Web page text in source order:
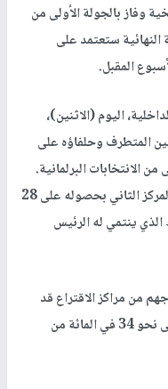
وفاز بالجولة الأولى من
النهائية ستعتمد على
المقبل.
اليوم (الاثنين)،
المتطرف وحلفاؤه على
الانتخابات البرلمانية.
وجاء تحالف الجبهة الشعبية الجديدة في المركز الثاني بحصوله على 28
ينتمي له الرئيس
من مراكز الاقتراع قد
أظهرت حصول حزب "التجمع الوطني" على نحو 34 في المائة من